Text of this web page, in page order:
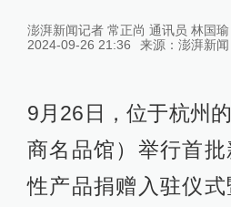
澎湃新闻记者 常正尚 通讯员 林国瑜
2024-09-26 21:36
来源： 澎湃新闻
9月26日，位于杭州
商名品馆）举行首
性产品捐赠入驻仪